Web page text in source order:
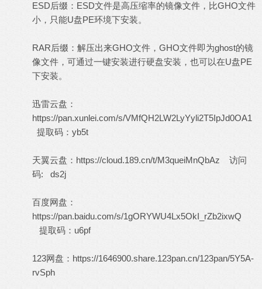
ESD后缀：ESD文件是高压缩率的镜像文件，比GHO文件
小，只能U盘PE环境下安装。
RAR后缀：解压出来GHO文件，GHO文件即为ghost的镜
像文件，可通过一键安装进行硬盘安装，也可以在U盘PE
下安装。
迅雷云盘：
https://pan.xunlei.com/s/VMfQH2LW2LyYyli2T5IpJd0OA1
提取码：yb5t
天翼云盘： https://cloud.189.cn/t/M3queiMnQbAz 访问
码: ds2j
百度网盘：
https://pan.baidu.com/s/1gORYWU4Lx5OkI_rZb2ixwQ
提取码：u6pf
123网盘： https://1646900.share.123pan.cn/123pan/5Y5A-
rvSph